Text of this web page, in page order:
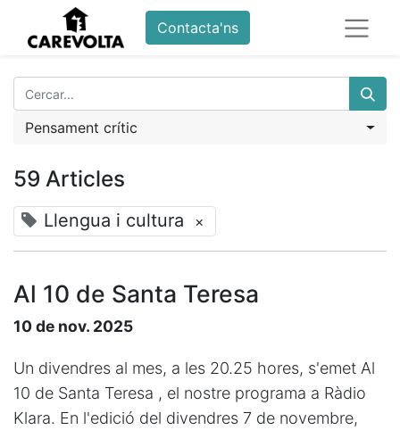
Contacta'ns
Pensament crític
59 Articles
Llengua i cultura ×
Al 10 de Santa Teresa
10 de nov. 2025
Un divendres al mes, a les 20.25 hores, s'emet Al
10 de Santa Teresa , el nostre programa a Ràdio
Klara. En l'edició del divendres 7 de novembre,